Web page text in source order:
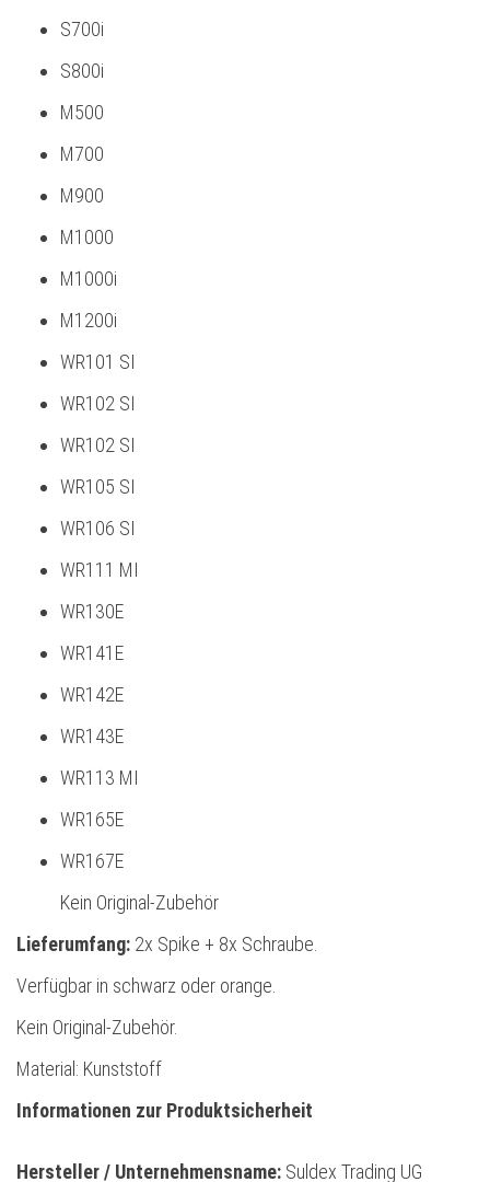
S700i
S800i
M500
M700
M900
M1000
M1000i
M1200i
WR101 SI
WR102 SI
WR102 SI
WR105 SI
WR106 SI
WR111 MI
WR130E
WR141E
WR142E
WR143E
WR113 MI
WR165E
WR167E
Kein Original-Zubehör
Lieferumfang: 2x Spike + 8x Schraube.
Verfügbar in schwarz oder orange.
Kein Original-Zubehör.
Material: Kunststoff
Informationen zur Produktsicherheit
Hersteller / Unternehmensname: Suldex Trading UG